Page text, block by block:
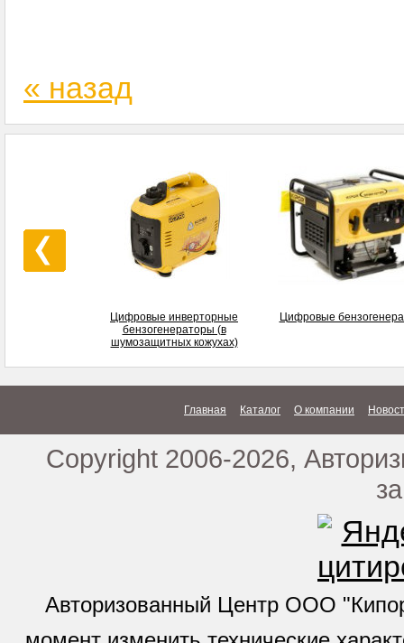
« назад
Цифровые инверторные
бензогенераторы (в
шумозащитных кожухах)
Цифровые
Главная Каталог О компании
Copyright 2006-2026,
Авторизованный Центр ООО